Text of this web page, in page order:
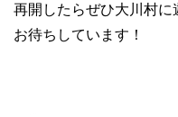
再開したらぜひ大川村に
お待ちしています！